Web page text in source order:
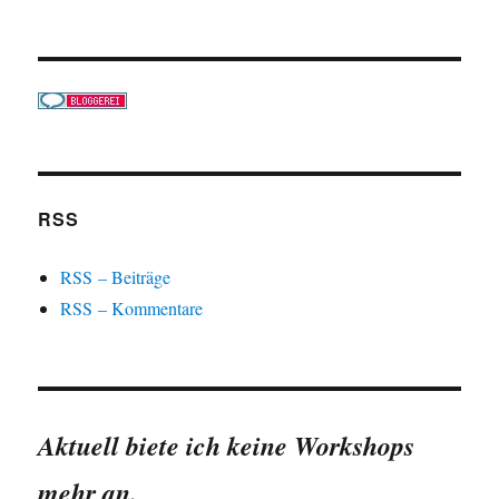
RSS
RSS – Beiträge
RSS – Kommentare
Aktuell biete ich keine Workshops